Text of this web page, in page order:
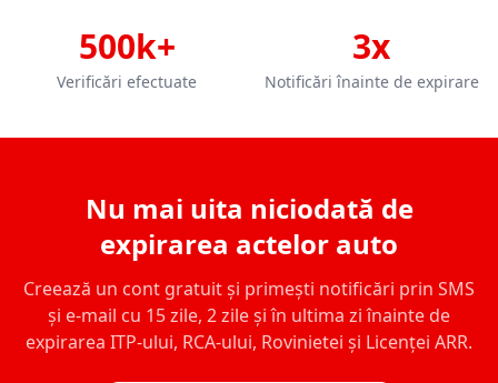
500k+
Verificări efectuate
3x
Notificări înainte de expirare
Nu mai uita niciodată de
expirarea actelor auto
Creează un cont gratuit și primești notificări prin SMS
și e-mail cu 15 zile, 2 zile și în ultima zi înainte de
expirarea ITP-ului, RCA-ului, Rovinietei și Licenței ARR.